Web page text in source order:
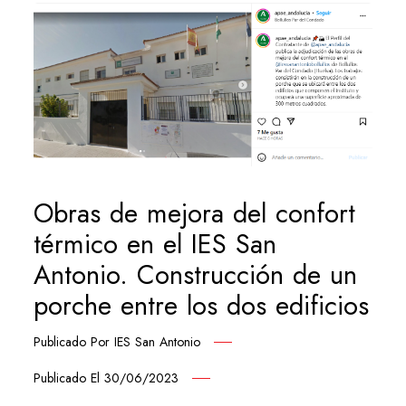
Obras de mejora del confort
térmico en el IES San
Antonio. Construcción de un
porche entre los dos edificios
Publicado PorIES San Antonio
Publicado El30/06/2023